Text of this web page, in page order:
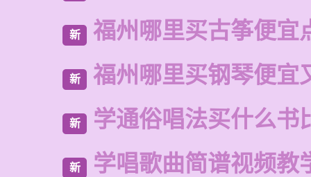
新 福州哪里买古筝便宜
新 福州哪里买钢琴便宜
新 学通俗唱法买什么书
新 学唱歌曲简谱视频教